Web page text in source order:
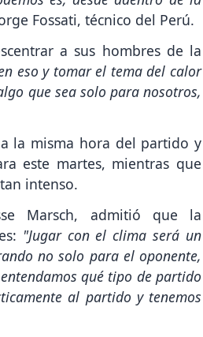
Fossati, técnico del Perú.
a sus hombres de la
eso y tomar el tema del calor
que sea solo para nosotros,
la misma hora del partido y
este martes, mientras que
intenso.
Marsch, admitió que la
"Jugar con el clima será un
no solo para el oponente,
qué tipo de partido
al partido y tenemos